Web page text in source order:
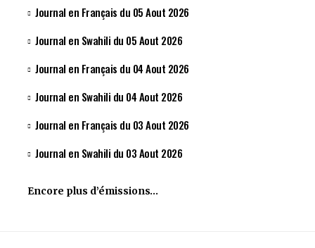
Journal en Français du 05 Aout 2026
Journal en Swahili du 05 Aout 2026
Journal en Français du 04 Aout 2026
Journal en Swahili du 04 Aout 2026
Journal en Français du 03 Aout 2026
Journal en Swahili du 03 Aout 2026
Encore plus d’émissions…